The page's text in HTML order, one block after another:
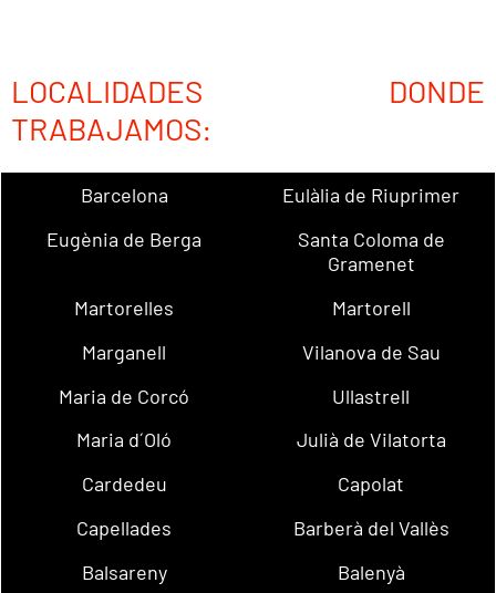
LOCALIDADES DONDE
TRABAJAMOS:
Barcelona
Eulàlia de Riuprimer
Eugènia de Berga
Santa Coloma de
Gramenet
Martorelles
Martorell
Marganell
Vilanova de Sau
Maria de Corcó
Ullastrell
Maria d´Oló
Julià de Vilatorta
Cardedeu
Capolat
Capellades
Barberà del Vallès
Balsareny
Balenyà